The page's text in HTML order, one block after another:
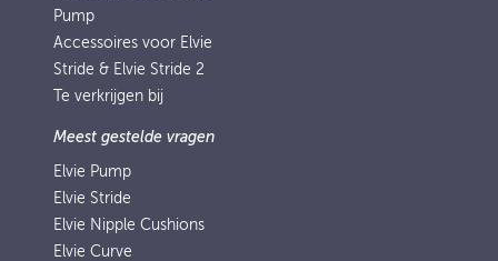
Pump
Accessoires voor Elvie
Stride & Elvie Stride 2
Te verkrijgen bij
Meest gestelde vragen
Elvie Pump
Elvie Stride
Elvie Nipple Cushions
Elvie Curve